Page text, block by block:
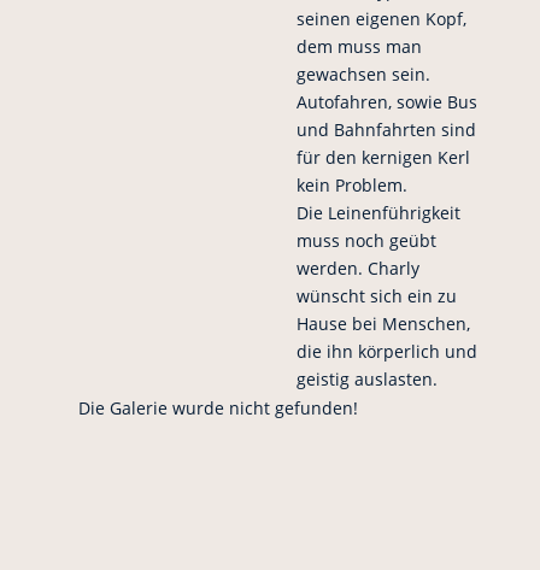
seinen eigenen Kopf,
dem muss man
gewachsen sein.
Autofahren, sowie Bus
und Bahnfahrten sind
für den kernigen Kerl
kein Problem.
Die Leinenführigkeit
muss noch geübt
werden. Charly
wünscht sich ein zu
Hause bei Menschen,
die ihn körperlich und
geistig auslasten.
Die Galerie wurde nicht gefunden!